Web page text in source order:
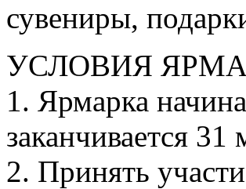
сувениры,
УСЛОВИЯ
1. Ярмарка
заканчивается 31
2. Принять